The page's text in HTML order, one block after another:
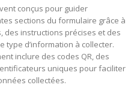
conçus pour guider
sections du formulaire grâce à
des instructions précises et des
type d’information à collecter.
inclure des codes QR, des
uniques pour faciliter
collectées.